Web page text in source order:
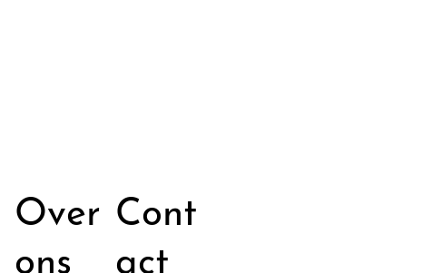
Over
ons
Cont
act